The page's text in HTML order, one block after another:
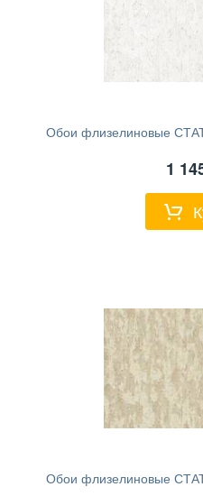
Обои флизелиновые
1
Обои флизелиновые